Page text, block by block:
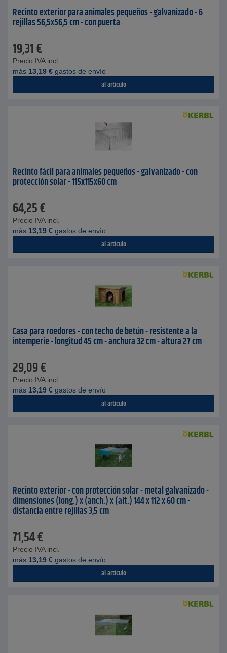
Recinto exterior para animales pequeños - galvanizado - 6
rejillas 56,5x56,5 cm - con puerta
19,31€
Precio IVA incl.
más 13,19 € gastos de envío
al artículo
Recinto fácil para animales pequeños - galvanizado - con
protección solar - 115x115x60 cm
64,25€
Precio IVA incl.
más 13,19 € gastos de envío
al artículo
Casa para roedores - con techo de betún - resistente a la
intemperie - longitud 45 cm - anchura 32 cm - altura 27 cm
29,09€
Precio IVA incl.
más 13,19 € gastos de envío
al artículo
Recinto exterior - con protección solar - metal galvanizado -
dimensiones (long.) x (anch.) x (alt.) 144 x 112 x 60 cm -
distancia entre rejillas 3,5 cm
71,54€
Precio IVA incl.
más 13,19 € gastos de envío
al artículo